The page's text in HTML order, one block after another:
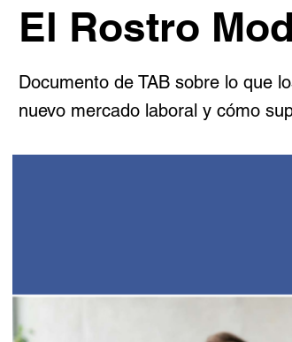
El Rostro
Documento de TAB sobre lo que
nuevo mercado laboral y cómo